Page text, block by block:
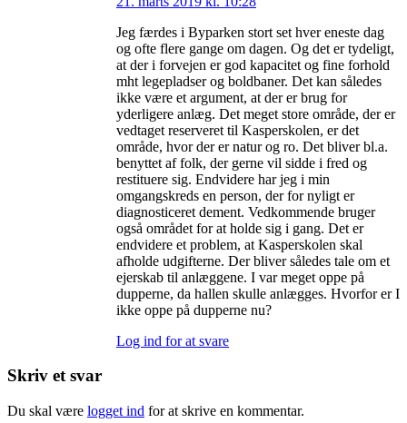
Jeg færdes i Byparken stort set hver eneste dag
og ofte flere gange om dagen. Og det er tydeligt,
at der i forvejen er god kapacitet og fine forhold
mht legepladser og boldbaner. Det kan således
ikke være et argument, at der er brug for
yderligere anlæg. Det meget store område, der er
vedtaget reserveret til Kasperskolen, er det
område, hvor der er natur og ro. Det bliver bl.a.
benyttet af folk, der gerne vil sidde i fred og
restituere sig. Endvidere har jeg i min
omgangskreds en person, der for nyligt er
diagnosticeret dement. Vedkommende bruger
også området for at holde sig i gang. Det er
endvidere et problem, at Kasperskolen skal
afholde udgifterne. Der bliver således tale om et
ejerskab til anlæggene. I var meget oppe på
dupperne, da hallen skulle anlægges. Hvorfor er I
ikke oppe på dupperne nu?
Log ind for at svare
Skriv et svar
Du skal være logget ind for at skrive en kommentar.